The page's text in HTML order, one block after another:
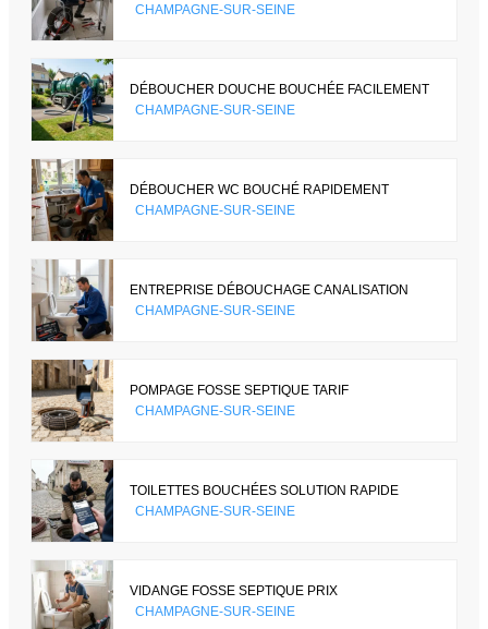
CHAMPAGNE-SUR-SEINE
DÉBOUCHER DOUCHE BOUCHÉE FACILEMENT
CHAMPAGNE-SUR-SEINE
DÉBOUCHER WC BOUCHÉ RAPIDEMENT
CHAMPAGNE-SUR-SEINE
ENTREPRISE DÉBOUCHAGE CANALISATION
CHAMPAGNE-SUR-SEINE
POMPAGE FOSSE SEPTIQUE TARIF
CHAMPAGNE-SUR-SEINE
TOILETTES BOUCHÉES SOLUTION RAPIDE
CHAMPAGNE-SUR-SEINE
VIDANGE FOSSE SEPTIQUE PRIX
CHAMPAGNE-SUR-SEINE